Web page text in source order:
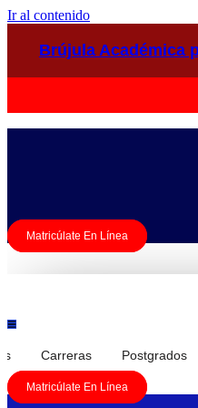
Ir al contenido
Brújula Académica
Matricúlate En Línea
Carreras Postgrados
Matricúlate En Línea